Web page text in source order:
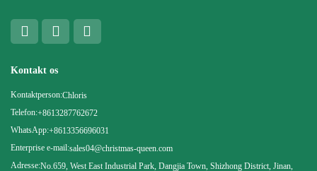
Kontakt os
Kontaktperson:Chloris
Telefon:+8613287762672
WhatsApp:+8613356696031
Enterprise e-mail:sales04@christmas-queen.com
Adresse:No.659, West East Industrial Park, Dangjia Town, Shizhong District, Jinan,